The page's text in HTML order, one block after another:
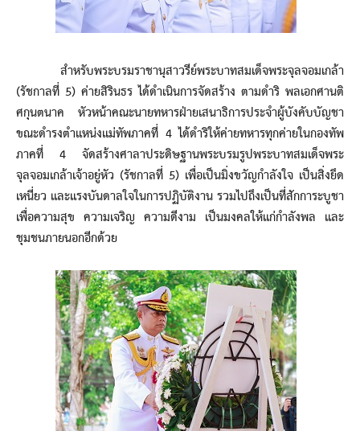
สำหรับพระบรมราชานุสาวรีย์พระบาทสมเด็จพระจุลจอมเกล้า
(รัชกาลที่ 5) ค่ายสิรินธร ได้ดำเนินการจัดสร้าง ตามดำริ พลเอกศานติ
ศกุนตนาค หัวหน้าคณะนายทหารฝ่ายเสนาธิการประจำผู้บังคับบัญชา
ขณะดำรงตำแหน่งแม่ทัพภาคที่ 4 ได้ดำริให้ค่ายทหารทุกค่ายในกองทัพ
ภาคที่ 4 จัดสร้างศาลาประดิษฐานพระบรมรูปพระบาทสมเด็จพระ
จุลจอมเกล้าเจ้าอยู่หัว (รัชกาลที่ 5) เพื่อเป็นมิ่งขวัญกำลังใจ เป็นสิ่งยึด
เหนี่ยว และแรงบันดาลใจในการปฏิบัติงาน รวมไปถึงเป็นที่สักการะบูชา
เพื่อความสุข ความเจริญ ความดีงาม เป็นมงคลให้แก่กำลังพล และ
ชุมชนภายนอกอีกด้วย